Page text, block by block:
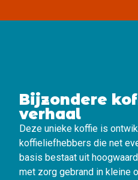
Bijzondere
verhaal
Deze unieke koffie is
koffieliefhebbers die net
basis bestaat uit
met zorg gebrand in kleine